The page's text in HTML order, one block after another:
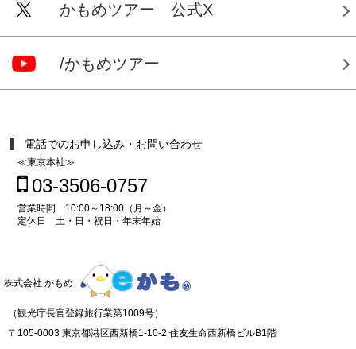
かもめツアー 公式X
/かもめツアー
電話でのお申し込み・お問い合わせ
≪東京本社≫
03-3506-0757
営業時間 10:00～18:00（月～金）
定休日 土・日・祝日・年末年始
株式会社 かもめ
（観光庁長官登録旅行業第1009号）
〒105-0003 東京都港区西新橋1-10-2 住友生命西新橋ビルB1階